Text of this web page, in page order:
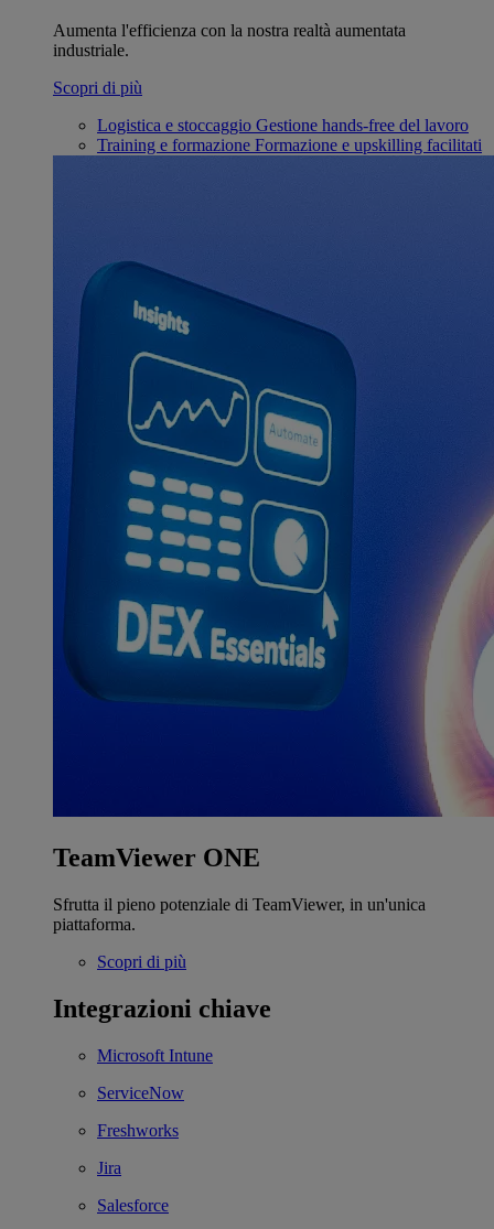
Aumenta l'efficienza con la nostra realtà aumentata
industriale.
Scopri di più
Logistica e stoccaggio Gestione hands-free del lavoro
Training e formazione Formazione e upskilling facilitati
TeamViewer ONE
Sfrutta il pieno potenziale di TeamViewer, in un'unica
piattaforma.
Scopri di più
Integrazioni chiave
Microsoft Intune
ServiceNow
Freshworks
Jira
Salesforce